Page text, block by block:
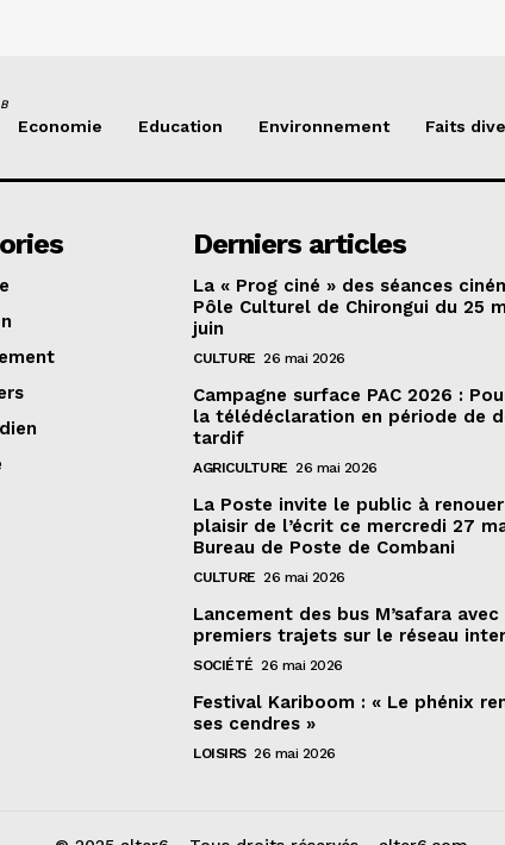
Economie Education Environnement Faits
Derniers articles
La « Prog ciné » des séances
Pôle Culturel de Chirongui du 25
juin
CULTURE 26 mai 2026
Campagne surface PAC 2026 :
la télédéclaration en période de
tardif
AGRICULTURE 26 mai 2026
La Poste invite le public à
plaisir de l’écrit ce mercredi 27
Bureau de Poste de Combani
CULTURE 26 mai 2026
Lancement des bus M’safara avec
premiers trajets sur le réseau
SOCIÉTÉ 26 mai 2026
Festival Kariboom : « Le phénix
ses cendres »
LOISIRS 26 mai 2026